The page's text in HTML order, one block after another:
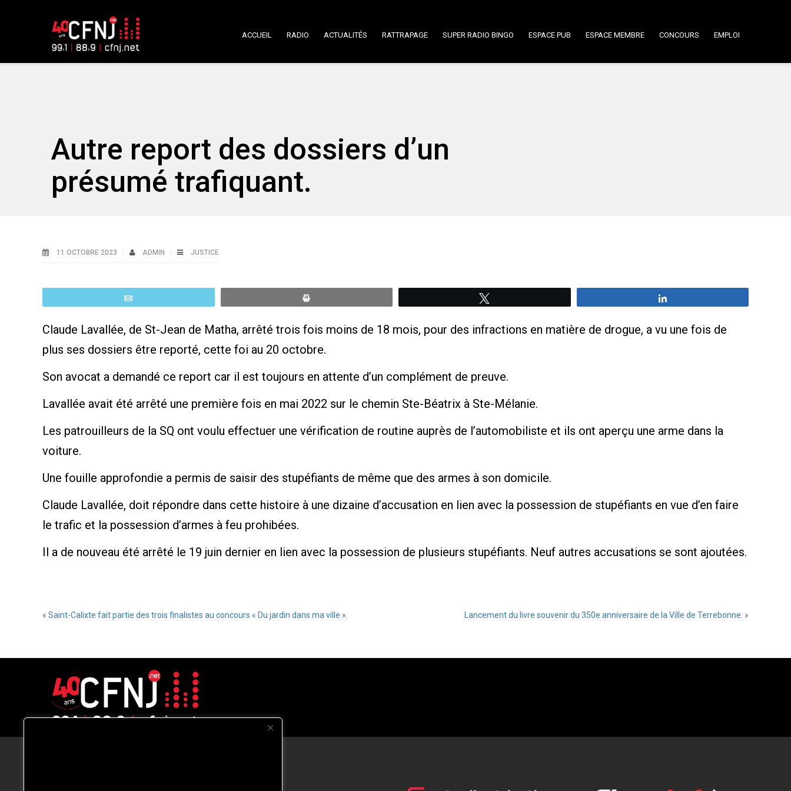
ACCUEIL RADIO ACTUALITÉS RATTRAPAGE SUPER RADIO BINGO ESPACE PUB ESPACE MEMBRE CONCOURS EMPLOI
Autre report des dossiers d’un
présumé trafiquant.
11 OCTOBRE 2023 ADMIN JUSTICE
Claude Lavallée, de St-Jean de Matha, arrêté trois fois moins de 18 mois, pour des infractions en matière de drogue, a vu une fois de
plus ses dossiers être reporté, cette foi au 20 octobre.
Son avocat a demandé ce report car il est toujours en attente d’un complément de preuve.
Lavallée avait été arrêté une première fois en mai 2022 sur le chemin Ste-Béatrix à Ste-Mélanie.
Les patrouilleurs de la SQ ont voulu effectuer une vérification de routine auprès de l’automobiliste et ils ont aperçu une arme dans la
voiture.
Une fouille approfondie a permis de saisir des stupéfiants de même que des armes à son domicile.
Claude Lavallée, doit répondre dans cette histoire à une dizaine d’accusation en lien avec la possession de stupéfiants en vue d’en faire
le trafic et la possession d’armes à feu prohibées.
Il a de nouveau été arrêté le 19 juin dernier en lien avec la possession de plusieurs stupéfiants. Neuf autres accusations se sont ajoutées.
« Saint-Calixte fait partie des trois finalistes au concours « Du jardin dans ma ville ». Lancement du livre souvenir du 350e anniversaire de la Ville de Terrebonne. »